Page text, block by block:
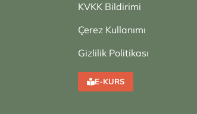
KVKK Bildirimi
Çerez Kullanımı
Gizlilik Politikası
E-KURS